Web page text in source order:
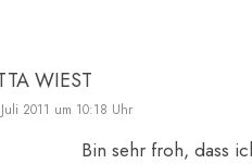
WIEST
2011 um 10:18 Uhr
Bin sehr froh, dass